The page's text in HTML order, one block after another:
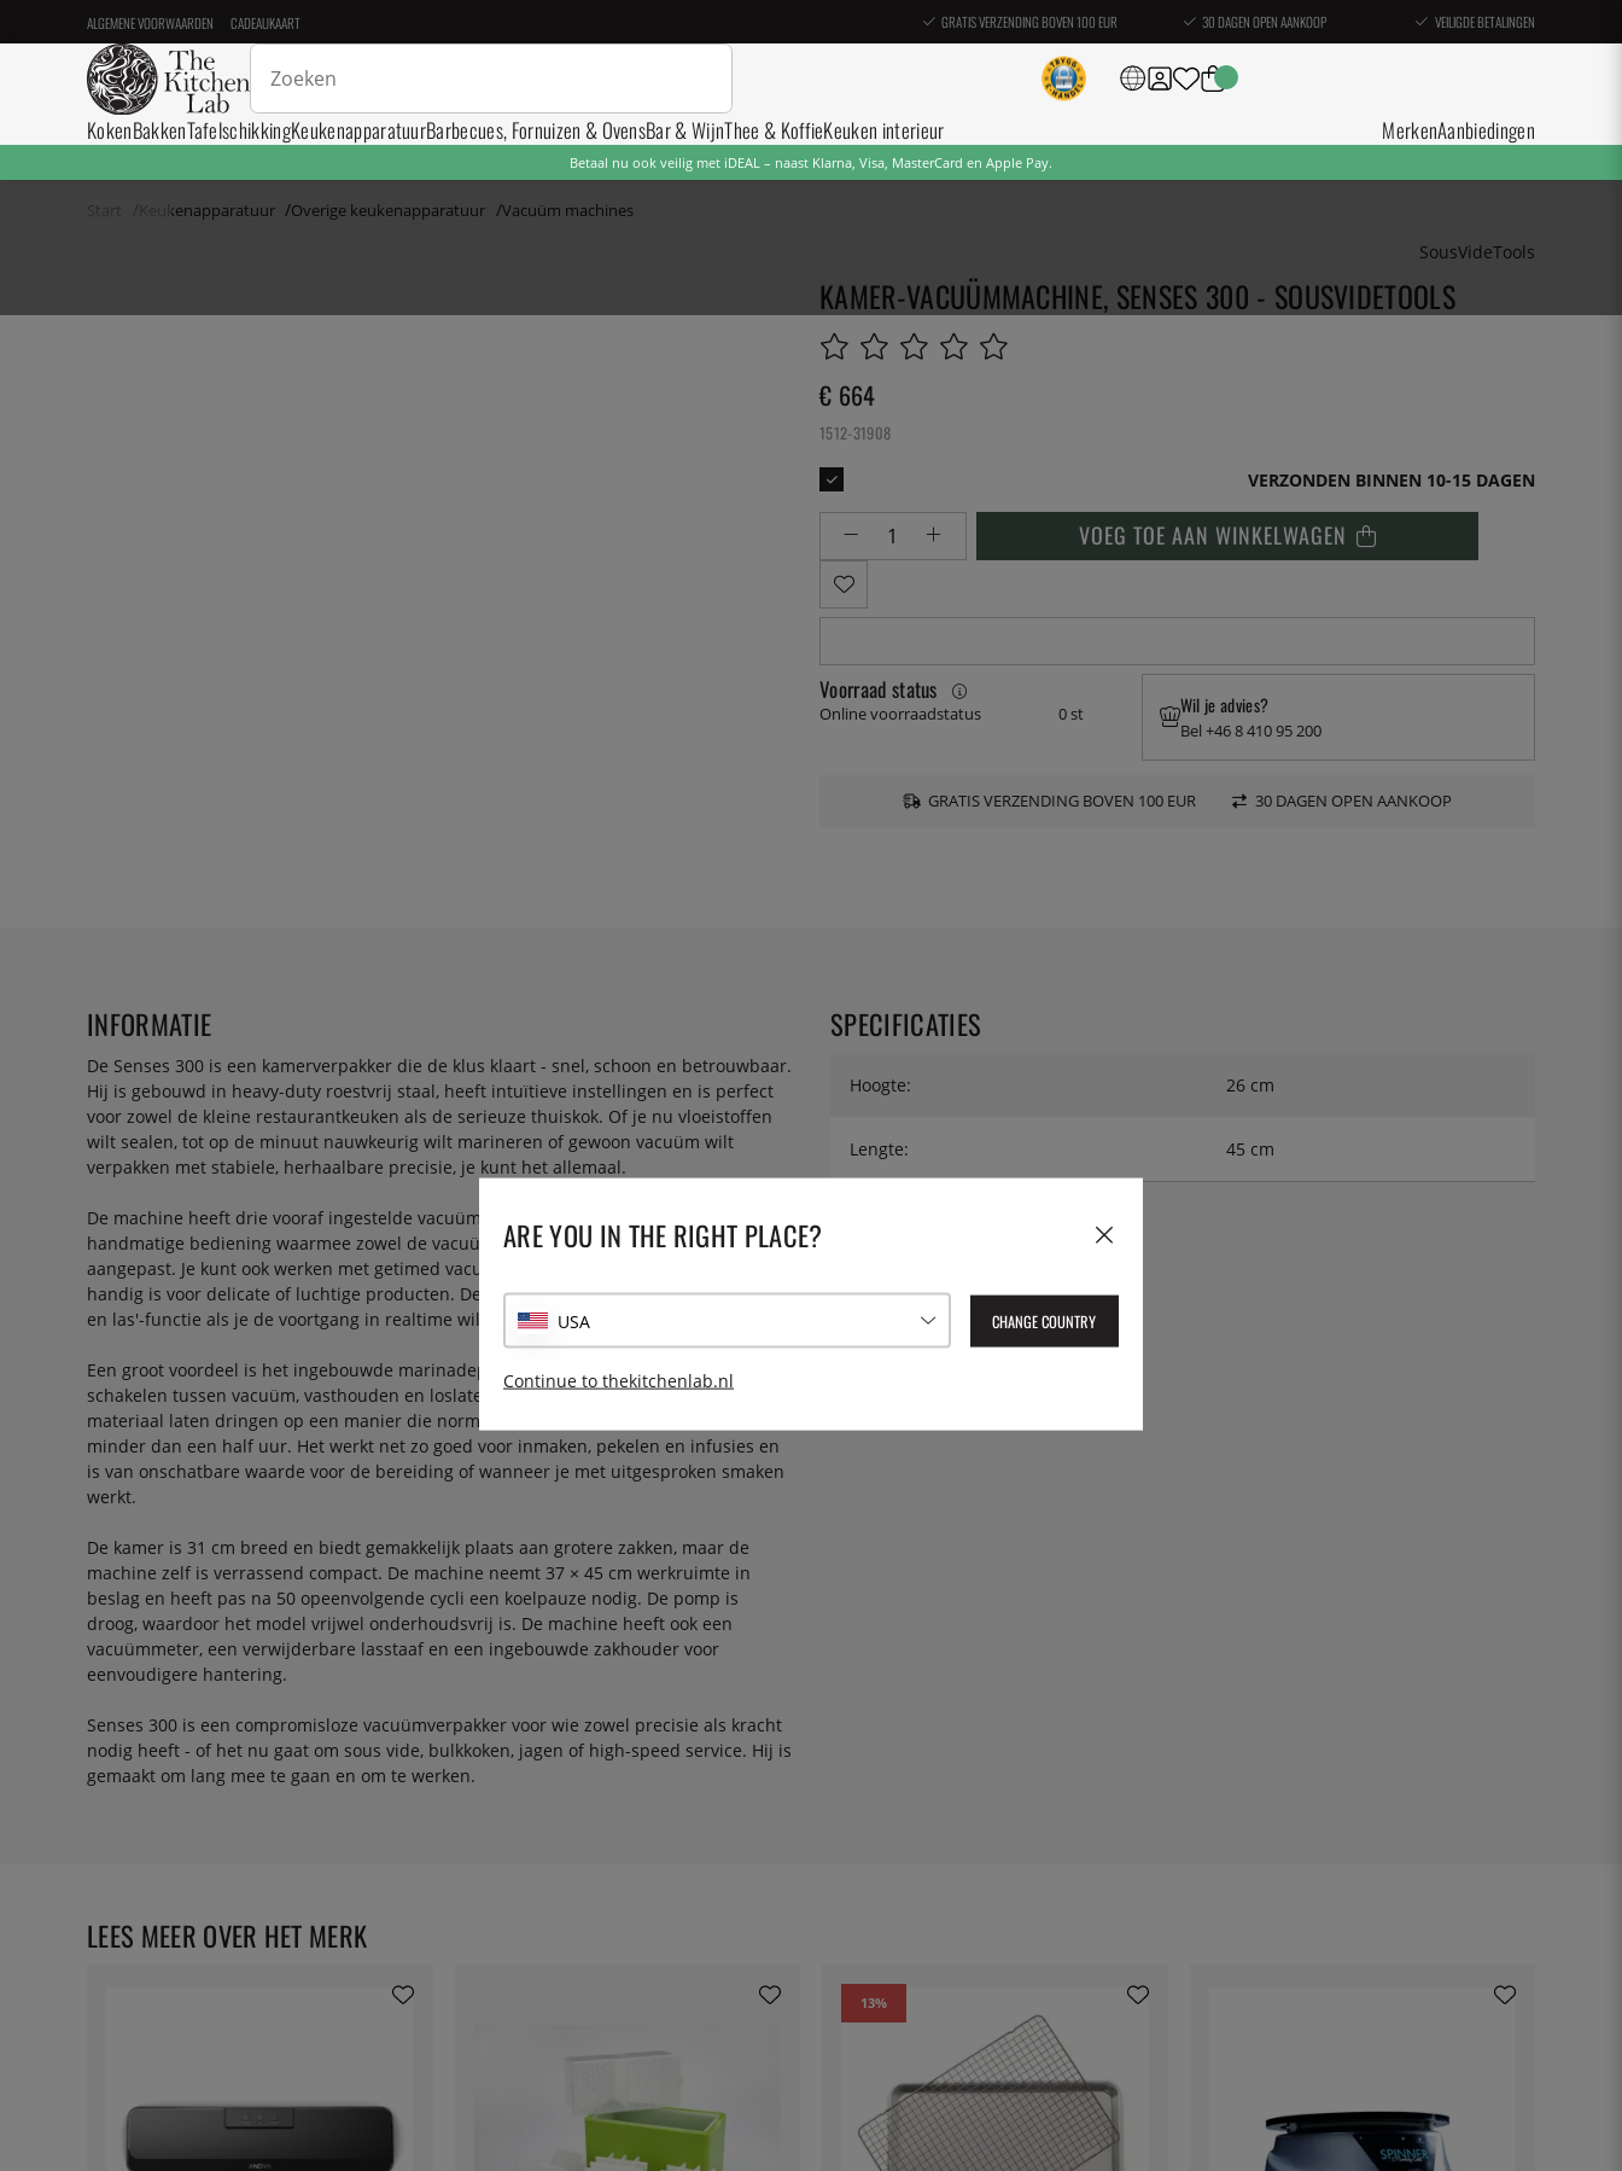
ALGEMENE VOORWAARDEN CADEAUKAART GRATIS VERZENDING BOVEN 100 EUR 30 DAGEN OPEN AANKOOP VEILIGDE BETALINGEN
KokenBakkenTafelschikkingKeukenapparatuurBarbecues, Fornuizen & OvensBar & WijnThee & KoffieKeuken interieur MerkenAanbiedingen
Betaal nu ook veilig met iDEAL – naast Klarna, Visa, MasterCard en Apple Pay.
Start Keukenapparatuur Overige keukenapparatuur Vacuüm machines
SousVideTools
KAMER-VACUÜMMACHINE, SENSES 300 - SOUSVIDETOOLS
€ 664
1512-31908
VERZONDEN BINNEN 10-15 DAGEN
VOEG TOE AAN WINKELWAGEN
Voorraad status
Online voorraadstatus 0 st Wil je advies?
Bel +46 8 410 95 200
GRATIS VERZENDING BOVEN 100 EUR 30 DAGEN OPEN AANKOOP
INFORMATIE
De Senses 300 is een kamerverpakker die de klus klaart - snel, schoon en betrouwbaar.
Hij is gebouwd in heavy-duty roestvrij staal, heeft intuïtieve instellingen en is perfect
voor zowel de kleine restaurantkeuken als de serieuze thuiskok. Of je nu vloeistoffen
wilt sealen, tot op de minuut nauwkeurig wilt marineren of gewoon vacuüm wilt
verpakken met stabiele, herhaalbare precisie, je kunt het allemaal.
De machine heeft drie vooraf ingestelde vacuümprogramma's en een duidelijke
handmatige bediening waarmee zowel de vacuüm- als sealcycli kunnen worden
aangepast. Je kunt ook werken met getimed vacuüm tot 70 seconden, wat vooral
handig is voor delicate of luchtige producten. De machine heeft ook een directe 'stop
en las'-functie als je de voortgang in realtime wilt controleren.
Een groot voordeel is het ingebouwde marinadeprogramma van de machine. Door te
schakelen tussen vacuüm, vasthouden en loslaten, kun je vloeistoffen in het ruwe
materiaal laten dringen op een manier die normaal uren zou duren - hier duurt het
minder dan een half uur. Het werkt net zo goed voor inmaken, pekelen en infusies en
is van onschatbare waarde voor de bereiding of wanneer je met uitgesproken smaken
werkt.
De kamer is 31 cm breed en biedt gemakkelijk plaats aan grotere zakken, maar de
machine zelf is verrassend compact. De machine neemt 37 × 45 cm werkruimte in
beslag en heeft pas na 50 opeenvolgende cycli een koelpauze nodig. De pomp is
droog, waardoor het model vrijwel onderhoudsvrij is. De machine heeft ook een
vacuümmeter, een verwijderbare lasstaaf en een ingebouwde zakhouder voor
eenvoudigere hantering.
Senses 300 is een compromisloze vacuümverpakker voor wie zowel precisie als kracht
nodig heeft - of het nu gaat om sous vide, bulkkoken, jagen of high-speed service. Hij is
gemaakt om lang mee te gaan en om te werken.
SPECIFICATIES
Hoogte: 26 cm
Lengte: 45 cm
13%
LEES MEER OVER HET MERK
ARE YOU IN THE RIGHT PLACE?
USA CHANGE COUNTRY
Continue to thekitchenlab.nl